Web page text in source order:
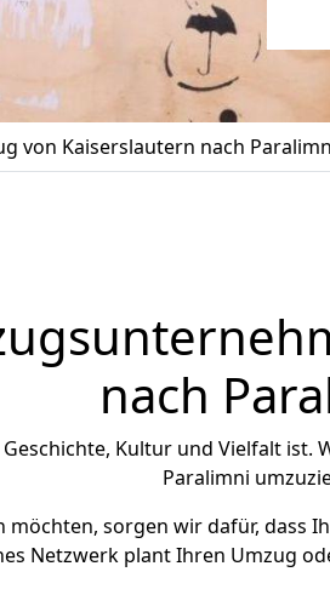
von Kaiserslautern nach
nach
Kultur und Vielfalt ist.
Paralimni
möchten, sorgen wir dafür, dass
Netzwerk plant Ihren Umzug